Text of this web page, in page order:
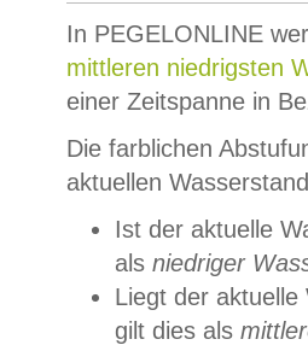
In PEGELONLINE
mittleren niedrigsten
einer Zeitspanne in
Die farblichen
aktuellen
Ist der aktuelle
als niedriger
Liegt der
gilt dies als